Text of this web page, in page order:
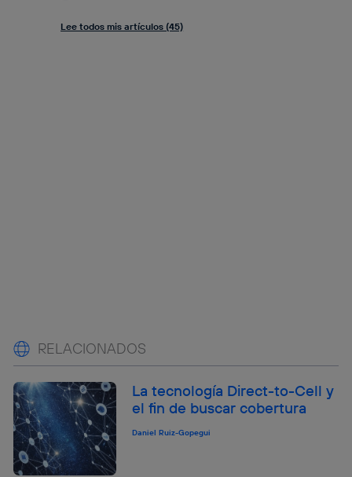
Lee todos mis artículos (45)
RELACIONADOS
La tecnología Direct-to-Cell y
el fin de buscar cobertura
Daniel Ruiz-Gopegui